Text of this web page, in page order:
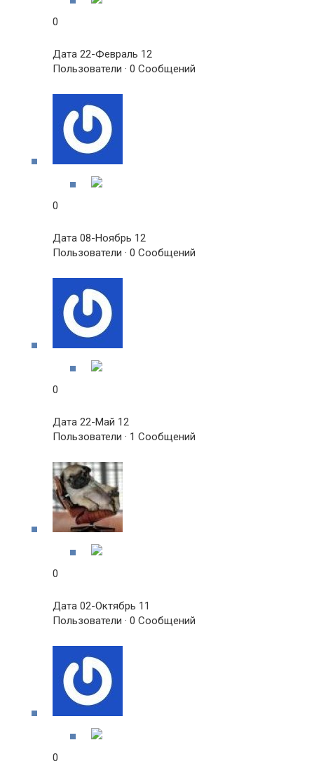
0
Дата 22-Февраль 12
Пользователи · 0 Сообщений
0
Дата 08-Ноябрь 12
Пользователи · 0 Сообщений
0
Дата 22-Май 12
Пользователи · 1 Сообщений
0
Дата 02-Октябрь 11
Пользователи · 0 Сообщений
0